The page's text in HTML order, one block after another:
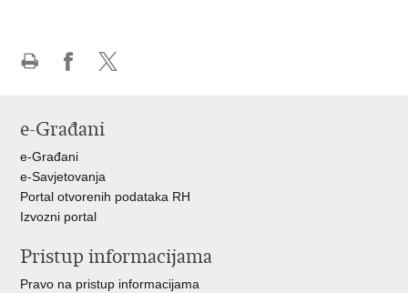
Facebooku
X-
e-Građani
e-Građani
e-Savjetovanja
Portal otvorenih podataka RH
Izvozni portal
Pristup informacijama
Pravo na pristup informacijama